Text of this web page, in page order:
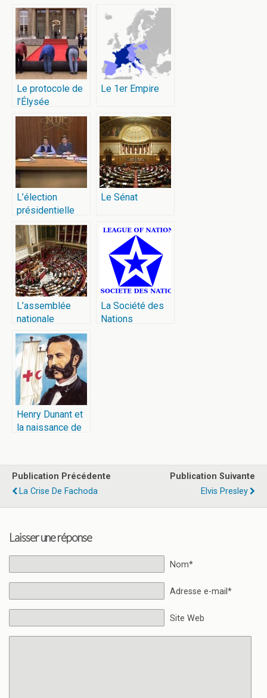
française de
1965
Le protocole de
l’Élysée
Le 1er Empire
L’élection
présidentielle
française de
1974
Le Sénat
L’assemblée
nationale
La Société des
Nations
Henry Dunant et
la naissance de
Publication Précédente
La Crise De Fachoda
Publication Suivante
Elvis Presley
Laisser une réponse
Nom*
Adresse e-mail*
Site Web